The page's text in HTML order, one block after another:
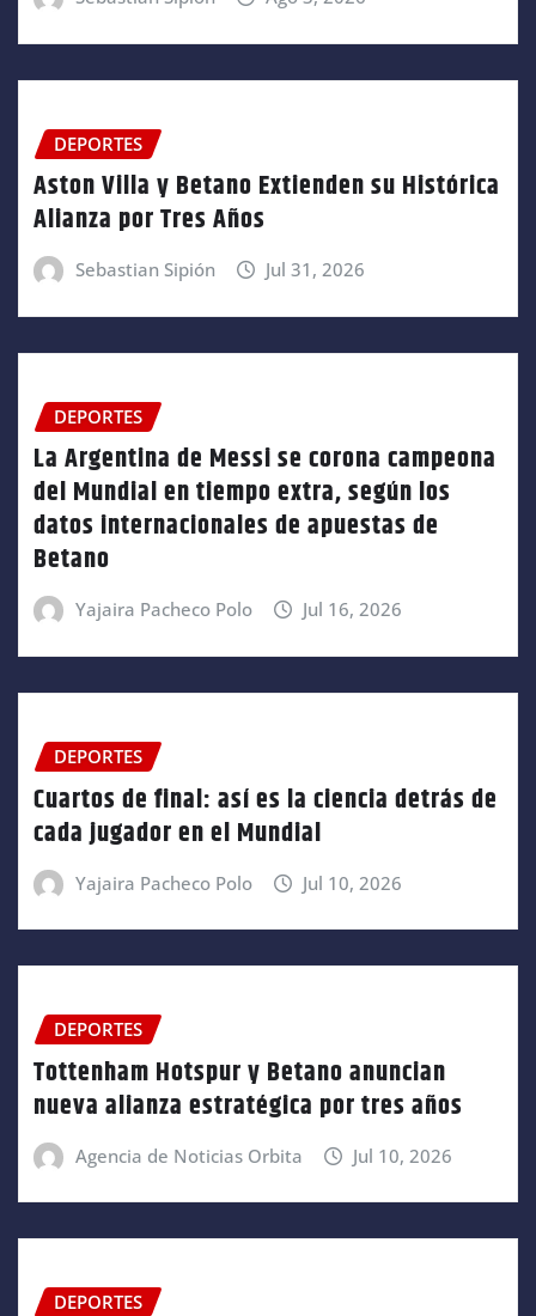
DEPORTES
Aston Villa y Betano Extienden su Histórica
Alianza por Tres Años
Sebastian Sipión Jul 31, 2026
DEPORTES
La Argentina de Messi se corona campeona
del Mundial en tiempo extra, según los
datos internacionales de apuestas de
Betano
Yajaira Pacheco Polo Jul 16, 2026
DEPORTES
Cuartos de final: así es la ciencia detrás de
cada jugador en el Mundial
Yajaira Pacheco Polo Jul 10, 2026
DEPORTES
Tottenham Hotspur y Betano anuncian
nueva alianza estratégica por tres años
Agencia de Noticias Orbita Jul 10, 2026
DEPORTES